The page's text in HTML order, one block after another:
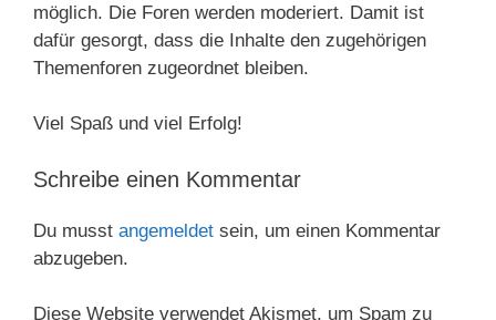
möglich. Die Foren werden moderiert. Damit ist
dafür gesorgt, dass die Inhalte den zugehörigen
Themenforen zugeordnet bleiben.
Viel Spaß und viel Erfolg!
Schreibe einen Kommentar
Du musst angemeldet sein, um einen Kommentar
abzugeben.
Diese Website verwendet Akismet, um Spam zu